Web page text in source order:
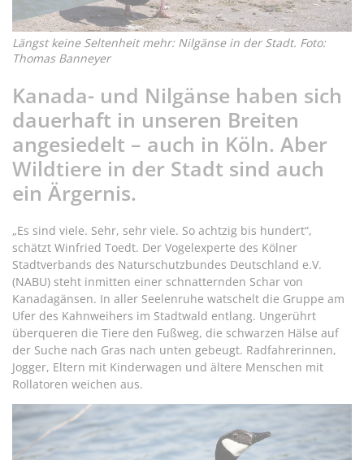
Längst keine Seltenheit mehr: Nilgänse in der Stadt. Foto:
Thomas Banneyer
Kanada- und Nilgänse haben sich
dauerhaft in unseren Breiten
angesiedelt – auch in Köln. Aber
Wildtiere in der Stadt sind auch
ein Ärgernis.
„Es sind viele. Sehr, sehr viele. So achtzig bis hundert“,
schätzt Winfried Toedt. Der Vogelexperte des Kölner
Stadtverbands des Naturschutzbundes Deutschland e.V.
(NABU) steht inmitten einer schnatternden Schar von
Kanadagänsen. In aller Seelenruhe watschelt die Gruppe am
Ufer des Kahnweihers im Stadtwald entlang. Ungerührt
überqueren die Tiere den Fußweg, die schwarzen Hälse auf
der Suche nach Gras nach unten gebeugt. Radfahrerinnen,
Jogger, Eltern mit Kinderwagen und ältere Menschen mit
Rollatoren weichen aus.